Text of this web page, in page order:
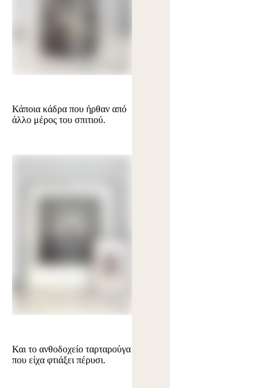
Κάποια κάδρα που ήρθαν από
άλλο μέρος του σπιτιού.
Και το ανθοδοχείο ταρταρούγα
που είχα φτιάξει πέρυσι.